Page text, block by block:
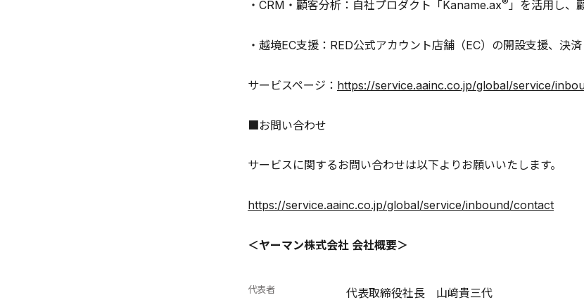
・CRM・顧客分析：自社プロダクト「Kaname.ax 」を活用し、
・越境EC支援：RED公式アカウント店舗（EC）の開設支援、決
サービスページ： https://service.aainc.co.jp/global/service/
■お問い合わせ
サービスに関するお問い合わせは以下よりお願いいたします。
https://service.aainc.co.jp/global/service/inbound/contact
＜ヤーマン株式会社 会社概要＞
代表者 代表取締役社長 山﨑貴三代